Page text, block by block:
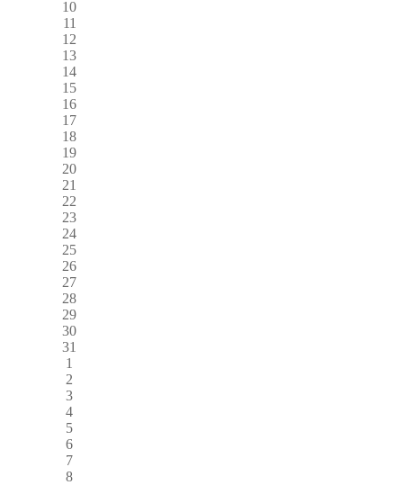
10
11
12
13
14
15
16
17
18
19
20
21
22
23
24
25
26
27
28
29
30
31
1
2
3
4
5
6
7
8